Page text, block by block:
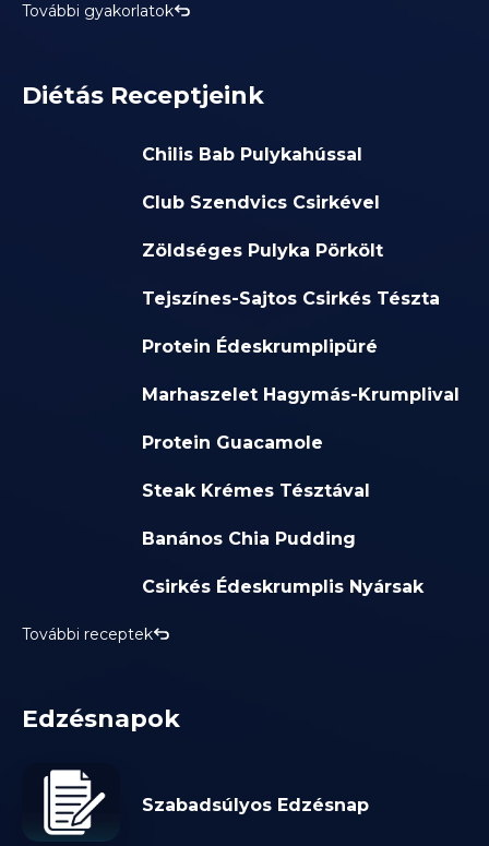
További gyakorlatok
Diétás Receptjeink
Chilis Bab Pulykahússal
Club Szendvics Csirkével
Zöldséges Pulyka Pörkölt
Tejszínes-Sajtos Csirkés Tészta
Protein Édeskrumplipüré
Marhaszelet Hagymás-Krumplival
Protein Guacamole
Steak Krémes Tésztával
Banános Chia Pudding
Csirkés Édeskrumplis Nyársak
További receptek
Edzésnapok
Szabadsúlyos Edzésnap